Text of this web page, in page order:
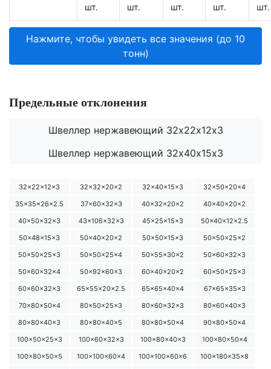
шт.
шт.
шт.
шт.
шт.
Нажмите, чтобы увидеть все значения (до 10
тонн)
Предельные отклонения
Швеллер нержавеющий 32х22х12х3
Швеллер нержавеющий 32х40х15х3
32x22x12x3 32x32x20x2 32x40x15x3
32x50x20x4
35x35x26x2.5
37x60x32x3 40x32x20x2
40x40x20x2
40x50x32x3
43x106x32x3 45x25x15x3
50x40x12x2.5
50x48x15x3
50x40x20x2 50x50x15x3
50x50x25x2
50x50x25x3
50x50x25x4 50x55x30x2
50x60x32x3
50x60x32x4
50x92x60x3 60x40x20x2
60x50x25x3
60x60x32x3
65x55x20x2.5 65x65x40x4
67x65x35x3
70x80x50x4
80x50x25x3 80x60x32x3
80x60x40x3
80x80x40x3
80x80x40x5 80x80x50x4
90x80x50x4
100x50x25x3
100x60x32x3 100x80x40x3
100x80x50x4
100x80x50x5
100x100x60x4 100x100x60x6
100x180x35x8